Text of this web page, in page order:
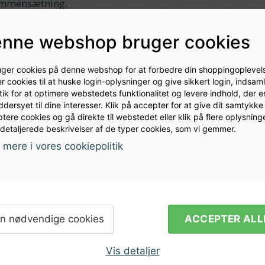
webshop bruger cookies
cookies på denne webshop for at forbedre din
cookies til at huske login-oplysninger og give sikkert login,
for at optimere webstedets funktionalitet og levere indhold, der
til dine interesser. Klik på accepter for at give dit
cookies og gå direkte til webstedet eller klik på flere
beskrivelser af de typer cookies, som vi gemmer.
i vores cookiepolitik
nødvendige cookies ACCEPTER
Vis detaljer
SPECIAL® er den afskallet version af CARAFA®.
fra omhyggeligt udvalgte korn inden maltning og
du tilføjer kaffebrun farve, en kaffelignende
til færdig øl, men uden at introducere
malte i kornregningen producerer mørke øl
cremet, hvidt hoved. Smag: noter af kaffe, kakao og
vil du
Modtag